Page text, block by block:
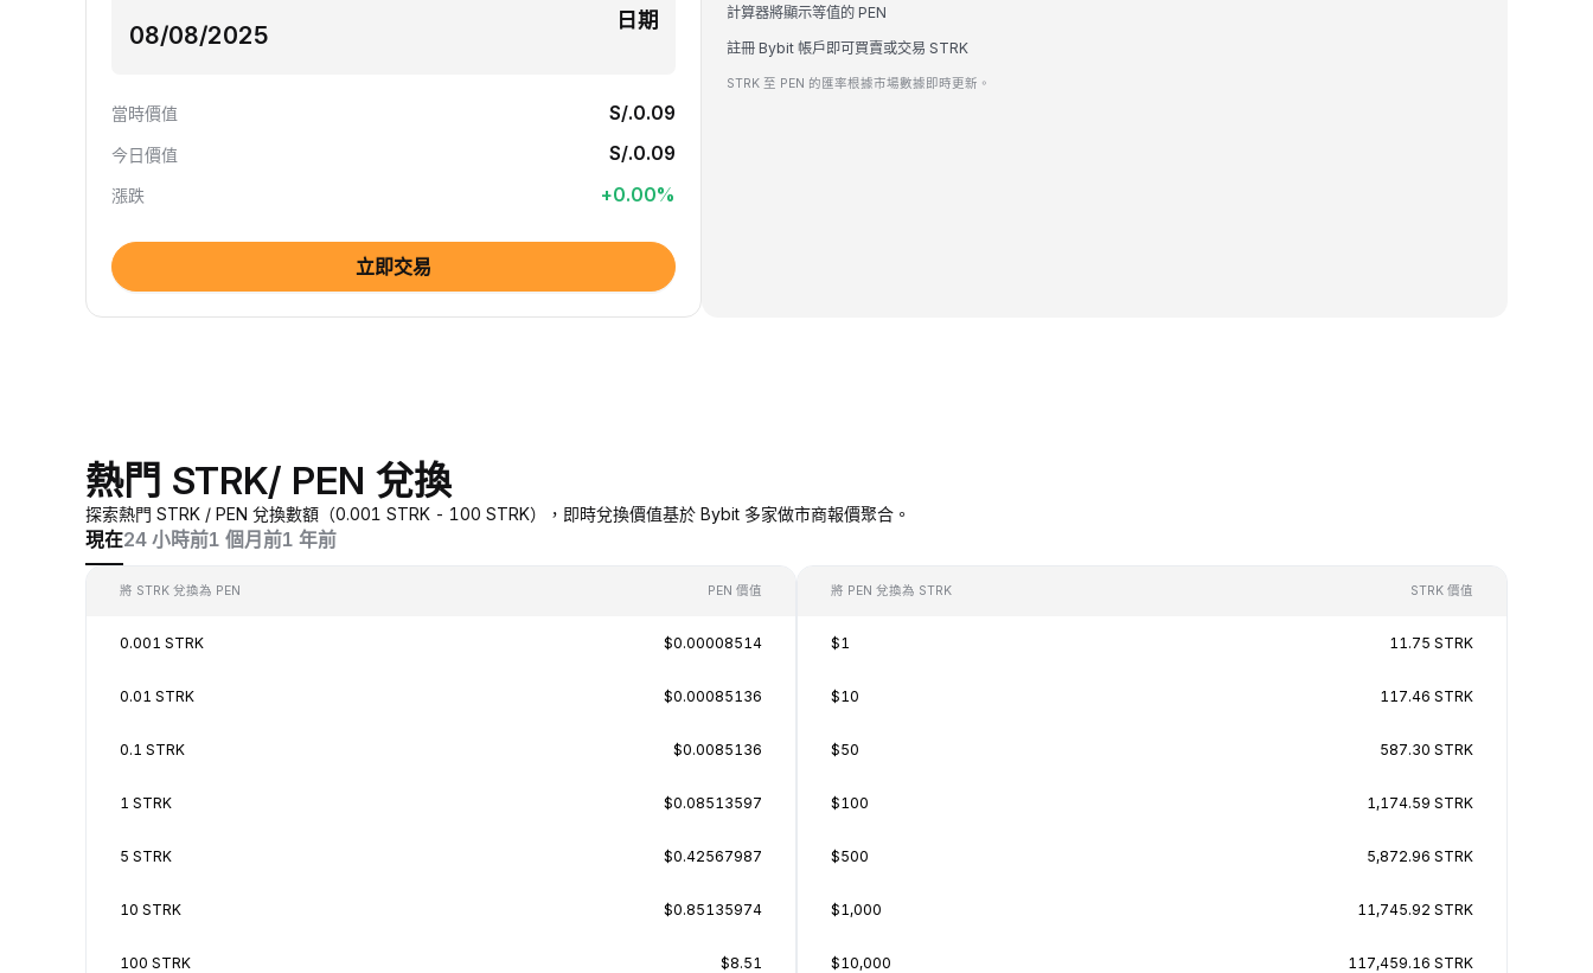
日期
當時價值 S/.0.09
今日價值 S/.0.09
漲跌 +0.00%
立即交易
計算器將顯示等值的 PEN
註冊 Bybit 帳戶即可買賣或交易 STRK
STRK 至 PEN 的匯率根據市場數據即時更新。
熱門 STRK/ PEN 兌換
探索熱門 STRK / PEN 兌換數額（0.001 STRK - 100 STRK），即時兌換價值基於 Bybit 多家做市商報價聚合。
現在24 小時前1 個月前1 年前
將 STRK 兌換為 PEN PEN 價值
0.001 STRK $0.00008514
0.01 STRK $0.00085136
0.1 STRK $0.0085136
1 STRK $0.08513597
5 STRK $0.42567987
10 STRK $0.85135974
100 STRK $8.51
將 PEN 兌換為 STRK STRK 價值
$1 11.75 STRK
$10 117.46 STRK
$50 587.30 STRK
$100 1,174.59 STRK
$500 5,872.96 STRK
$1,000 11,745.92 STRK
$10,000 117,459.16 STRK